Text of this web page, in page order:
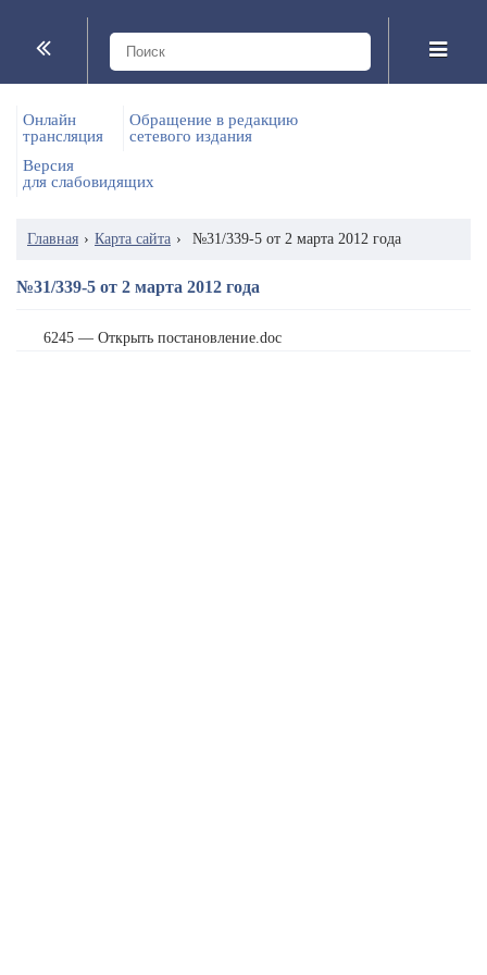
Онлайн
трансляция
Обращение в редакцию
сетевого издания
Версия
для слабовидящих
Главная › Карта сайта › №31/339-5 от 2 марта 2012 года
№31/339-5 от 2 марта 2012 года
6245 — Открыть постановление.doc